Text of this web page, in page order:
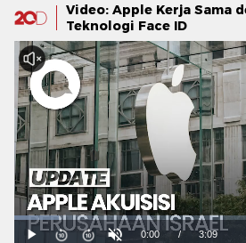
Video: Apple Kerja Sama
Teknologi Face ID